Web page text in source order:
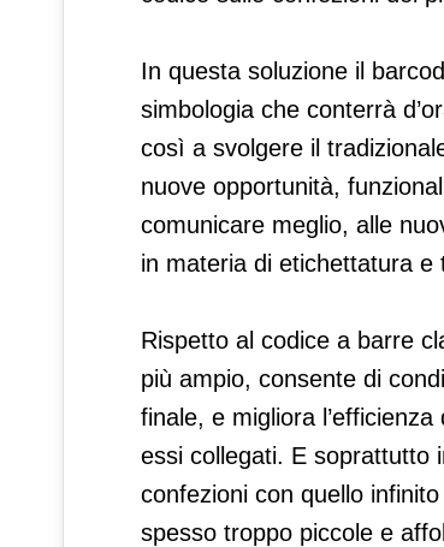
In questa soluzione il
simbologia che conterrà
così a svolgere il
nuove opportunità,
comunicare meglio, alle
in materia di etichettatura e
Rispetto al codice a barre
più ampio, consente di
finale, e migliora
essi collegati. E soprattutto
confezioni con quello
spesso troppo piccole e